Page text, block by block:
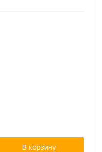
В корзину